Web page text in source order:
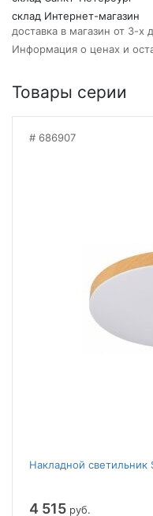
склад Интернет-магазин
доставка в магазин от 3-х
Информация о ценах и
Товары серии
686907
Накладной светильник
4 515 руб.